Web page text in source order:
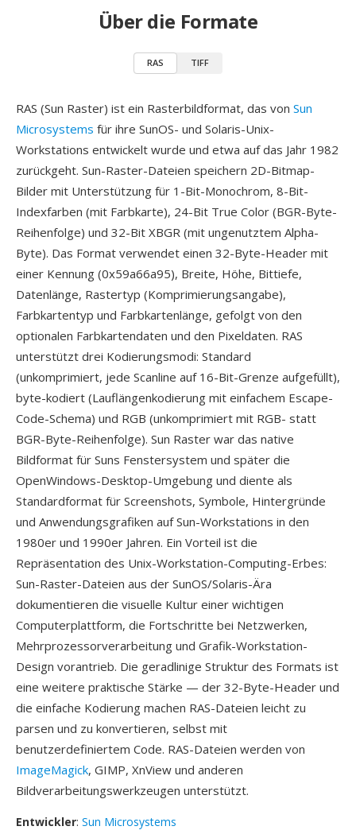
Über die Formate
RAS TIFF
RAS (Sun Raster) ist ein Rasterbildformat, das von Sun
Microsystems für ihre SunOS- und Solaris-Unix-
Workstations entwickelt wurde und etwa auf das Jahr 1982
zurückgeht. Sun-Raster-Dateien speichern 2D-Bitmap-
Bilder mit Unterstützung für 1-Bit-Monochrom, 8-Bit-
Indexfarben (mit Farbkarte), 24-Bit True Color (BGR-Byte-
Reihenfolge) und 32-Bit XBGR (mit ungenutztem Alpha-
Byte). Das Format verwendet einen 32-Byte-Header mit
einer Kennung (0x59a66a95), Breite, Höhe, Bittiefe,
Datenlänge, Rastertyp (Komprimierungsangabe),
Farbkartentyp und Farbkartenlänge, gefolgt von den
optionalen Farbkartendaten und den Pixeldaten. RAS
unterstützt drei Kodierungsmodi: Standard
(unkomprimiert, jede Scanline auf 16-Bit-Grenze aufgefüllt),
byte-kodiert (Lauflängenkodierung mit einfachem Escape-
Code-Schema) und RGB (unkomprimiert mit RGB- statt
BGR-Byte-Reihenfolge). Sun Raster war das native
Bildformat für Suns Fenstersystem und später die
OpenWindows-Desktop-Umgebung und diente als
Standardformat für Screenshots, Symbole, Hintergründe
und Anwendungsgrafiken auf Sun-Workstations in den
1980er und 1990er Jahren. Ein Vorteil ist die
Repräsentation des Unix-Workstation-Computing-Erbes:
Sun-Raster-Dateien aus der SunOS/Solaris-Ära
dokumentieren die visuelle Kultur einer wichtigen
Computerplattform, die Fortschritte bei Netzwerken,
Mehrprozessorverarbeitung und Grafik-Workstation-
Design vorantrieb. Die geradlinige Struktur des Formats ist
eine weitere praktische Stärke — der 32-Byte-Header und
die einfache Kodierung machen RAS-Dateien leicht zu
parsen und zu konvertieren, selbst mit
benutzerdefiniertem Code. RAS-Dateien werden von
ImageMagick, GIMP, XnView und anderen
Bildverarbeitungswerkzeugen unterstützt.
Entwickler: Sun Microsystems